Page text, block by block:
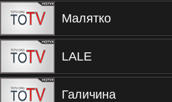
Малятко
LALE
Галичина